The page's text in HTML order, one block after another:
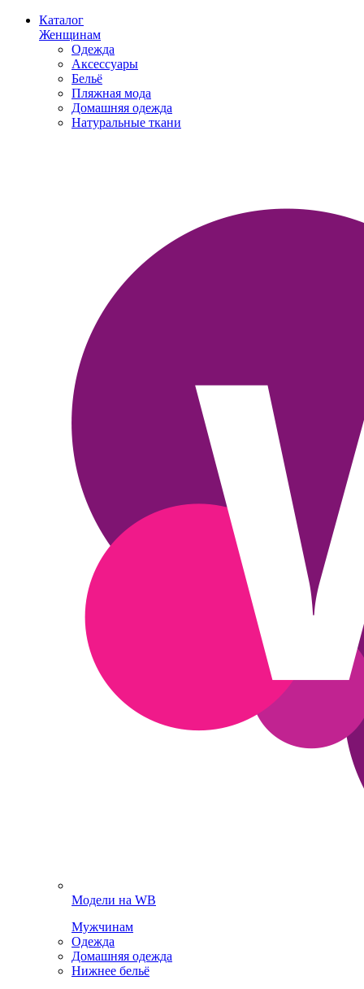
Каталог
Женщинам
Одежда
Аксессуары
Бельё
Пляжная мода
Домашняя одежда
Натуральные ткани
Модели на WB
Мужчинам
Одежда
Домашняя одежда
Нижнее бельё